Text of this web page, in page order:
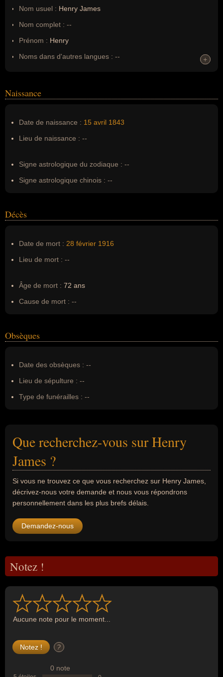
Nom usuel : Henry James
Nom complet : --
Prénom : Henry
Noms dans d'autres langues : --
Nom de famille :James
+
+
Naissance
Date de naissance : 15 avril 1843
Lieu de naissance : --
Signe astrologique du zodiaque : --
Signe astrologique chinois : --
Décès
Date de mort : 28 février 1916
Lieu de mort : --
Âge de mort : 72 ans
Cause de mort : --
Obsèques
Date des obsèques : --
Lieu de sépulture : --
Type de funérailles : --
Que recherchez-vous sur Henry
James ?
Si vous ne trouvez ce que vous recherchez sur Henry James,
décrivez-nous votre demande et nous vous répondrons
personnellement dans les plus brefs délais.
Demandez-nous
Notez !
Aucune note pour le moment...
?
0 note